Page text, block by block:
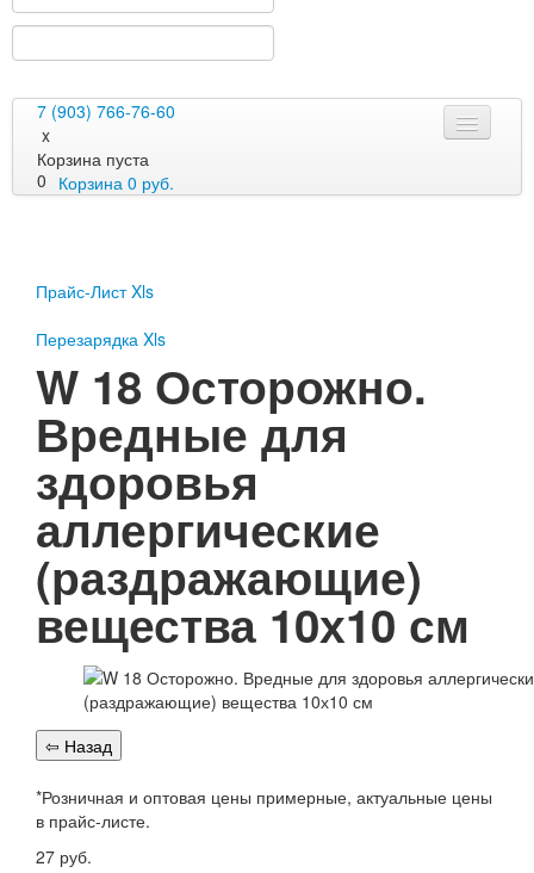
7 (903) 766-76-60
x
Корзина пуста
0 Корзина 0 руб.
Перезарядка ОП
Перезарядка ОВП
Доставка
Оплата
Гарантии
О нас
Статьи
Публичная оферта
Сертификаты
Вопрос-Ответ
Контакты
Пожарное оборудование
Перезарядка
Перезарядка ОП
Перезарядка ОВП
Оплата
Прайс-Лист Xls
Перезарядка Xls
W 18 Осторожно.
Вредные для
здоровья
аллергические
(раздражающие)
вещества 10х10 см
*Розничная и оптовая цены примерные, актуальные цены
в прайс-листе.
27 руб.